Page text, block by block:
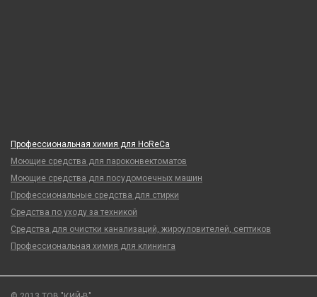
Профессиональная химия для HoReCa
Моющие средства для пароконвектоматов
Моющие средства для посудомоечных машин
Профессиональные средства для стирки
Средства по уходу за техникой
Средства для очистки канализаций, жироуловителей, септиков
Профессиональная химия для клининга